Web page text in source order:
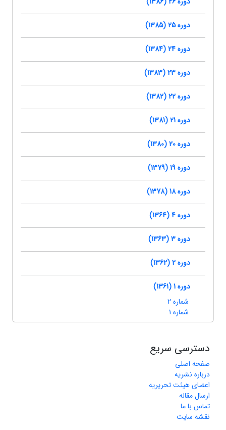
دوره 25 (1385)
دوره 24 (1384)
دوره 23 (1383)
دوره 22 (1382)
دوره 21 (1381)
دوره 20 (1380)
دوره 19 (1379)
دوره 18 (1378)
دوره 4 (1364)
دوره 3 (1363)
دوره 2 (1362)
دوره 1 (1361)
شماره 2
شماره 1
دسترسی سریع
صفحه اصلی
درباره نشریه
اعضای هیئت تحریریه
ارسال مقاله
تماس با ما
نقشه سایت